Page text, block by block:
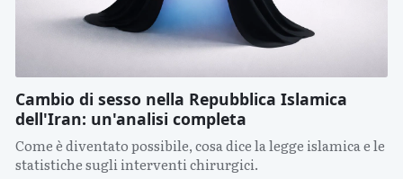
Cambio di sesso nella Repubblica Islamica
dell'Iran: un'analisi completa
Come è diventato possibile, cosa dice la legge islamica e le
statistiche sugli interventi chirurgici.